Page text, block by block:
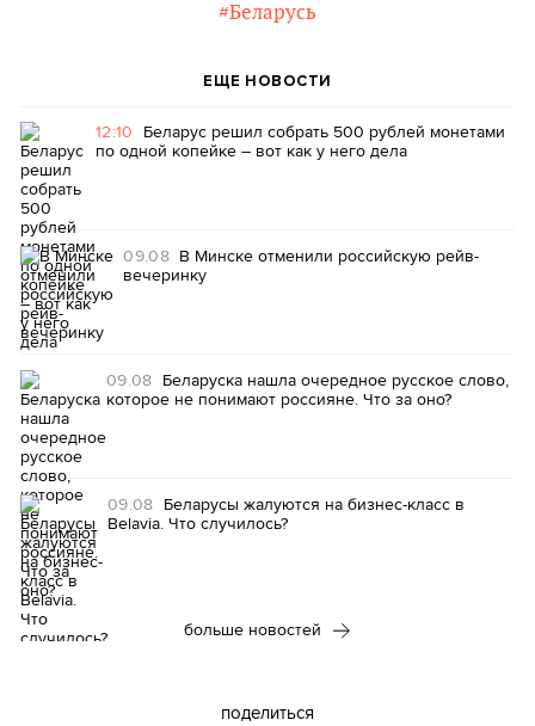
#Беларусь
ЕЩЕ НОВОСТИ
12:10 Беларус решил собрать 500 рублей монетами
по одной копейке – вот как у него дела
09.08 В Минске отменили российскую рейв-
вечеринку
09.08 Беларуска нашла очередное русское слово,
которое не понимают россияне. Что за оно?
09.08 Беларусы жалуются на бизнес-класс в
Belavia. Что случилось?
больше новостей
поделиться